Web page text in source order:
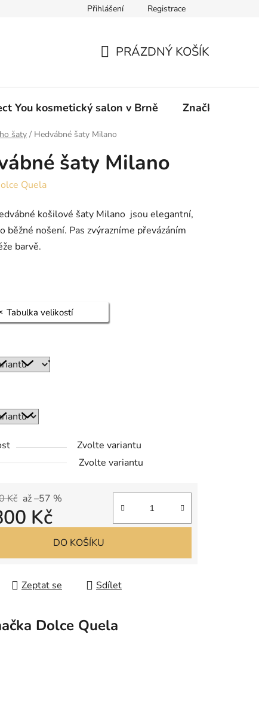
Přihlášení Registrace
PRÁZDNÝ KOŠÍK
You kosmetický salon v Brně Značky
šaty / Hedvábné šaty Milano
šaty Milano
Quela
košilové šaty Milano jsou elegantní,
běžné nošení. Pas zvýrazníme převázáním
barvě.
Tabulka velikostí
Zvolte variantu
Zvolte variantu
Kč až –57 %
Kč
DO KOŠÍKU
Zeptat se Sdílet
Dolce Quela